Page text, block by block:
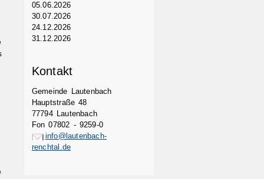
05.06.2026
30.07.2026
24.12.2026
31.12.2026
Kontakt
Gemeinde Lautenbach
Hauptstraße 48
77794 Lautenbach
Fon 07802 - 9259-0
info@lautenbach-
renchtal.de